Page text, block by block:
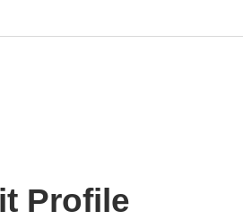
Profile